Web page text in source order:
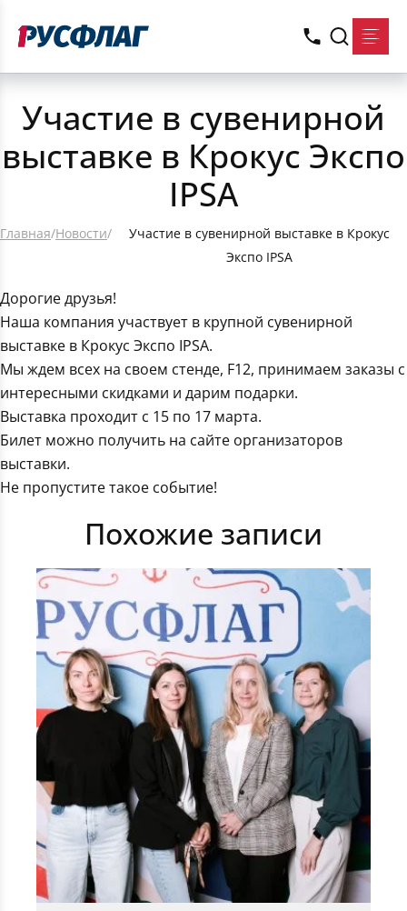
Участие в сувенирной
выставке в Крокус Экспо
IPSA
Главная/Новости/
Участие в сувенирной выставке в Крокус
Экспо IPSA
Дорогие друзья!
Наша компания участвует в крупной сувенирной
выставке в Крокус Экспо IPSA.
Мы ждем всех на своем стенде, F12, принимаем заказы с
интересными скидками и дарим подарки.
Выставка проходит с 15 по 17 марта.
Билет можно получить на сайте организаторов
выставки.
Не пропустите такое событие!
Похожие записи